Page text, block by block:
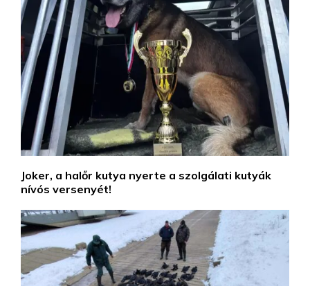
Joker, a halőr kutya nyerte a szolgálati kutyák
nívós versenyét!